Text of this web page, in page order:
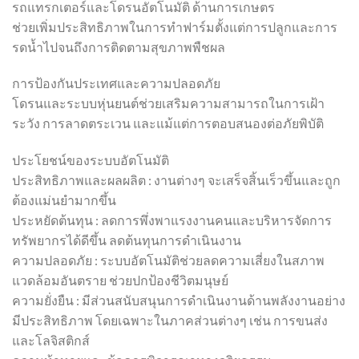
รถแทรกเตอร์และโดรนอัตโนมัติ ด้านการเกษตร
ช่วยเพิ่มประสิทธิภาพในการทำฟาร์มตั้งแต่การปลูกและการ
รดน้ำไปจนถึงการติดตามสุขภาพพืชผล
การป้องกันประเทศและความปลอดภัย
โดรนและระบบหุ่นยนต์ช่วยเสริมความสามารถในการเฝ้า
ระวัง การลาดตระเวน และแม้แต่การตอบสนองต่อภัยพิบัติ
ประโยชน์ของระบบอัตโนมัติ
ประสิทธิภาพและผลผลิต : งานต่างๆ จะเสร็จสิ้นเร็วขึ้นและถูก
ต้องแม่นยำมากขึ้น
ประหยัดต้นทุน : ลดการพึ่งพาแรงงานคนและบริหารจัดการ
ทรัพยากรได้ดีขึ้น ลดต้นทุนการดำเนินงาน
ความปลอดภัย : ระบบอัตโนมัติช่วยลดความเสี่ยงในสภาพ
แวดล้อมอันตราย ช่วยปกป้องชีวิตมนุษย์
ความยั่งยืน : มีส่วนสนับสนุนการดำเนินงานด้านพลังงานอย่าง
มีประสิทธิภาพ โดยเฉพาะในภาคส่วนต่างๆ เช่น การขนส่ง
และโลจิสติกส์